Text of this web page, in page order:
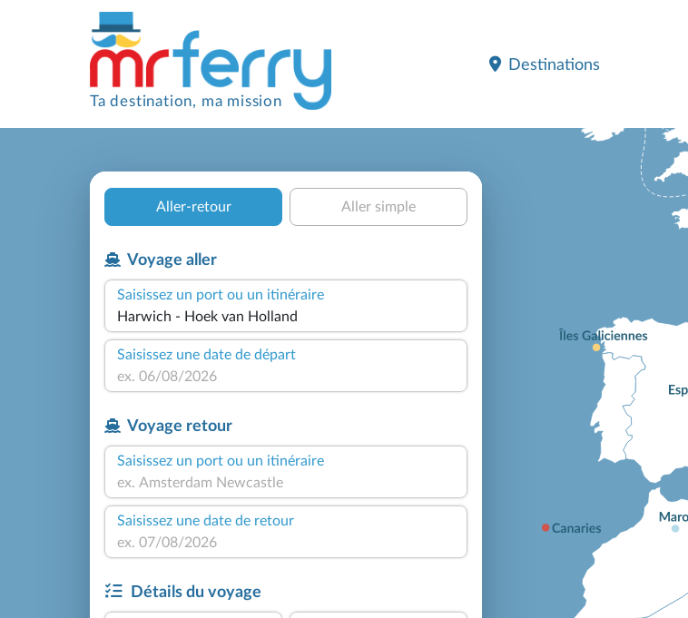
Ta destination, ma mission
Destinations
Aller-retour Aller simple
Voyage aller
Saisissez un port ou un itinéraire
Saisissez une date de départ
Voyage retour
Saisissez un port ou un itinéraire
Saisissez une date de retour
Détails du voyage